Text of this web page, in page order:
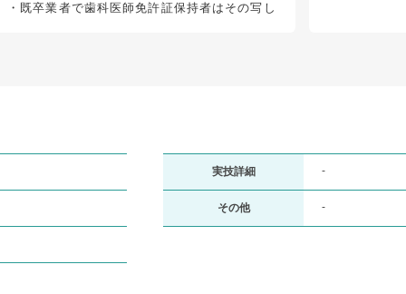
・既卒業者で歯科医師免許証保持者はその写し
実技詳細 -
その他 -